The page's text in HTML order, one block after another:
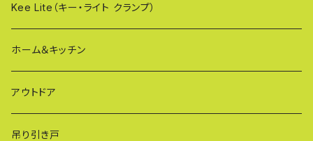
OXG（二輪・二輪・一輪/傾斜地対応アルミゲート）
樹脂製止水パネル
ザ・クランプ
蝶ボルト
建築補材
Kee Lite（キー・ライト クランプ）
ホーム＆キッチン
アウトドア
吊り引き戸